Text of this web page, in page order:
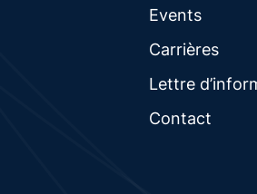
Events
Carrières
Lettre
Contact